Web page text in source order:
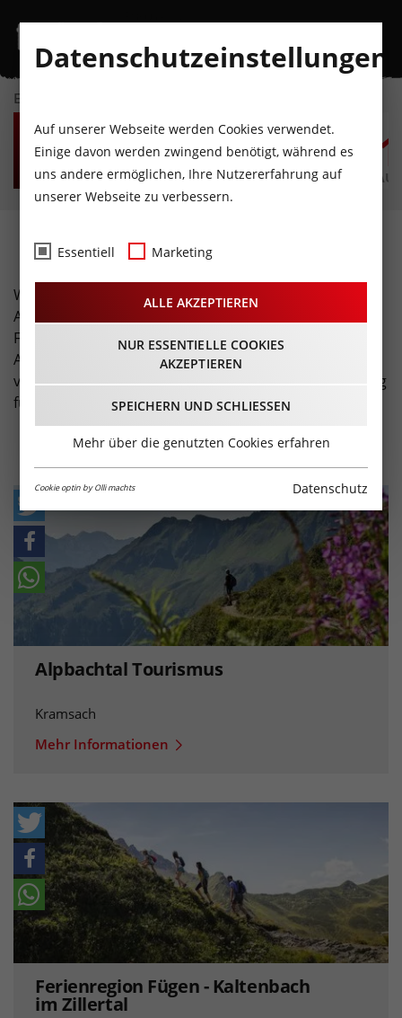
EVENTKALENDER
SA
8
AUGUST
SO
9
AUGUST
MO
10
AUGUST
DI
11
AUGUST
MI
12
AUGUST
Ferienregionen
Wer auf der Suche nach den schönsten Plätzen und
Ausflugszielen in Tirol ist, findet hier alle Infos und
Fotos zu Tirols Ferienregionen. Surfen und Segeln am
Achensee, Wandern im Pitztal, Biken in Seefeld und
vieles mehr. Aktivitäten, Abenteuer, Spaß und Erholung
für die ganze Familie. Auf in die Berge!
Alpbachtal Tourismus
Kramsach
Mehr Informationen
Ferienregion Fügen - Kaltenbach
im Zillertal
Datenschutzeinstellungen
Auf unserer Webseite werden Cookies verwendet.
Einige davon werden zwingend benötigt, während es
uns andere ermöglichen, Ihre Nutzererfahrung auf
unserer Webseite zu verbessern.
Essentiell Marketing
ALLE AKZEPTIEREN
NUR ESSENTIELLE COOKIES
AKZEPTIEREN
SPEICHERN UND SCHLIESSEN
Mehr über die genutzten Cookies erfahren
Cookie optin by Olli machts Datenschutz